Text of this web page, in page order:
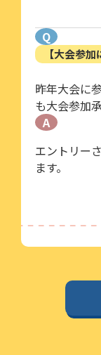
Q
【大会参加
昨年大会に
も大会参加
A
エントリー
ます。